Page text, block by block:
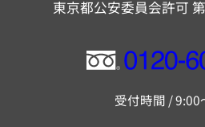
東京都公安委員会許可
フ
ー
受付時間 / 9:00